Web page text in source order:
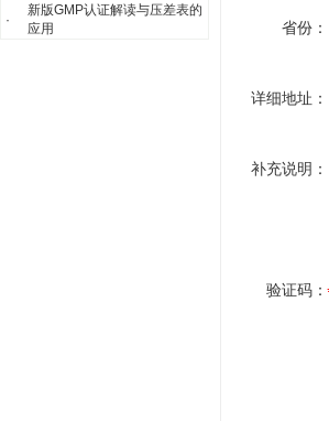
·
新版GMP认证解读与压差表的
应用
省份：
详细地址：
补充说明：
验证码：